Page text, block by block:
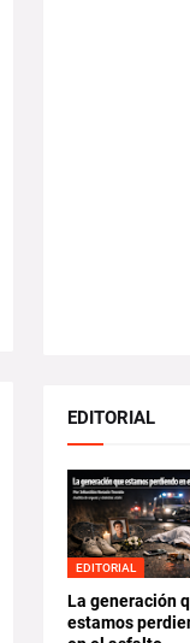
EDITORIAL
EDITORIAL
La generación
estamos